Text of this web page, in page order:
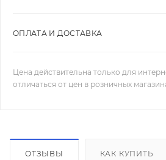
ОПЛАТА И ДОСТАВКА
Цена действительна только для
отличаться от цен в розничных
ОТЗЫВЫ КАК КУПИТЬ